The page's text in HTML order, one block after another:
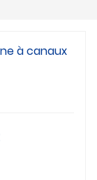
à canaux